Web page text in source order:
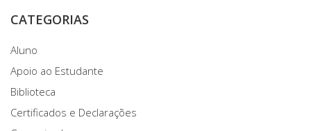
CATEGORIAS
Aluno
Apoio ao Estudante
Biblioteca
Certificados e Declarações